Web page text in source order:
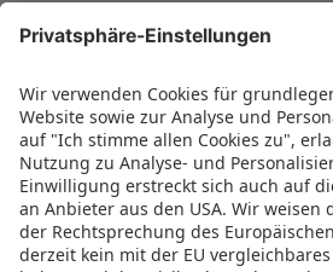
in unsererMediathek und auf
Streaming-Plattformen
Viel Spaß beim Reinhören!